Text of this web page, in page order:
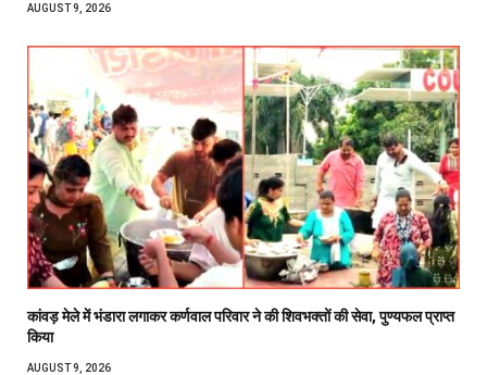
AUGUST 9, 2026
कांवड़ मेले में भंडारा लगाकर कर्णवाल परिवार ने की शिवभक्तों की सेवा, पुण्यफल प्राप्त
किया
AUGUST 9, 2026